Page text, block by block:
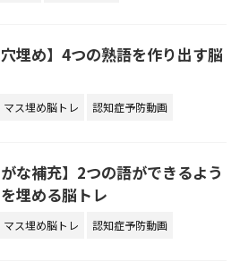
穴埋め】4つの熟語を作り出す脳
マス埋め脳トレ 認知症予防動画
がな補充】2つの語ができるよう
埋める脳トレ
マス埋め脳トレ 認知症予防動画